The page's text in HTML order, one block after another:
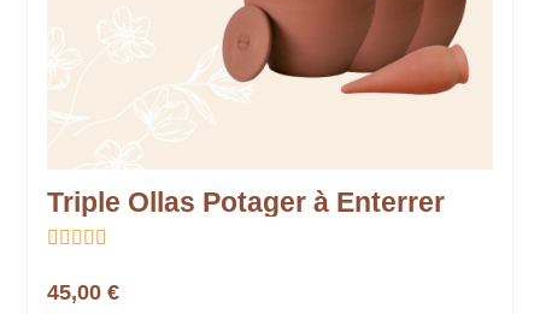
Triple Ollas Potager à Enterrer
    
45,00 €